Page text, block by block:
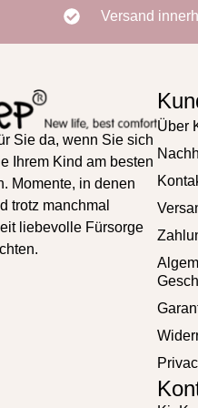
Versand
Sie da, wenn Sie sich
Ihrem Kind am besten
Momente, in denen
trotz manchmal
liebevolle Fürsorge
Über